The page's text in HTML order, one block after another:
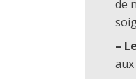
de
–